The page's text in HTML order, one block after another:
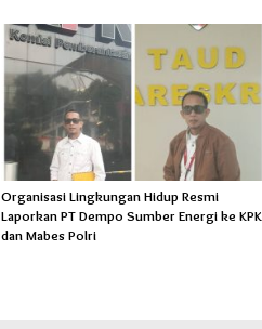
Organisasi Lingkungan Hidup Resmi
Laporkan PT Dempo Sumber Energi ke KPK
dan Mabes Polri